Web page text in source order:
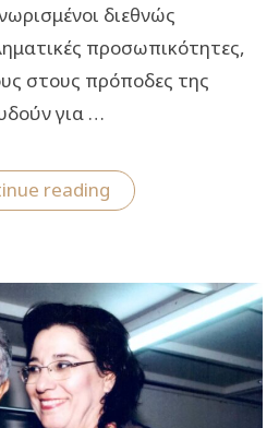
διεθνώς
προσωπικότητες,
στους πρόποδες της
για …
reading“Η
Μαρία
Ζυλφύ
Λιβανελί
στο
Ηρώδειο
στις
7
Σεπτεμβρίου”